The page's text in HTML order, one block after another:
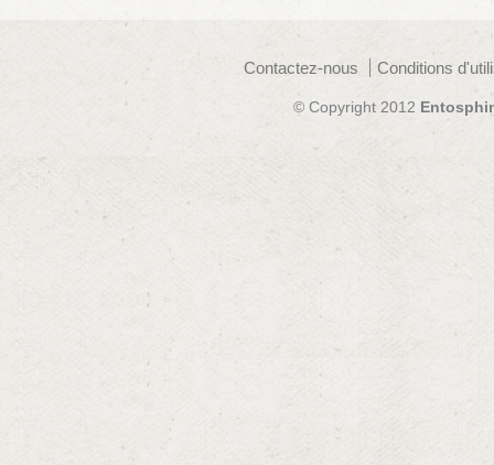
Contactez-nous Conditions
© Copyright 2012